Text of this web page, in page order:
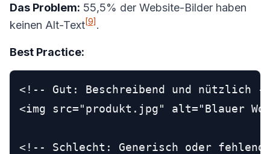
Das Problem: 55,5% der Website-Bilder haben
keinen Alt-Text[9] .
Best Practice:
<!-- Gut: Beschreibend und nützlich
<img src="produkt.jpg" alt="Blauer
<!-- Schlecht: Generisch oder